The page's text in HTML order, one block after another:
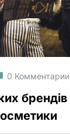
0 Комментарии
брендів